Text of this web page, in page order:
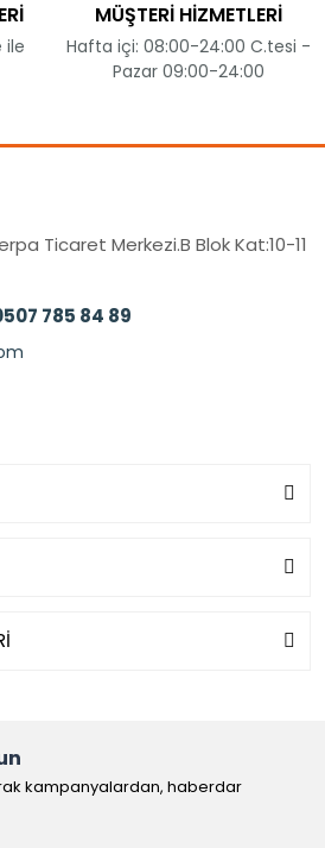
ile
MÜŞTERİ HİZMETLERİ
Hafta içi: 08:00-24:00 C.tesi -
Pazar 09:00-24:00
Ticaret Merkezi.B Blok Kat:10-11
785 84 89
kampanyalardan, haberdar